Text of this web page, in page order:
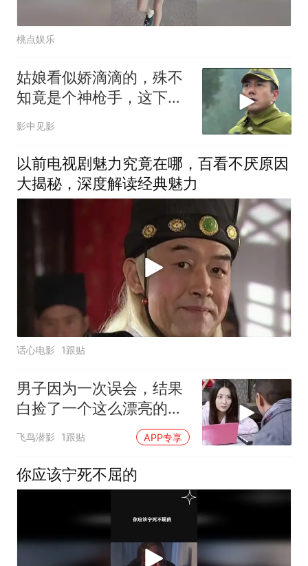
桃点娱乐
姑娘看似娇滴滴的，殊不
知竟是个神枪手，这下精
彩了
影中见影
以前电视剧魅力究竟在哪，百看不厌原因
大揭秘，深度解读经典魅力
话心电影 1跟贴
男子因为一次误会，结果
白捡了一个这么漂亮的女
朋友
飞鸟潜影 1跟贴 APP专享
你应该宁死不屈的